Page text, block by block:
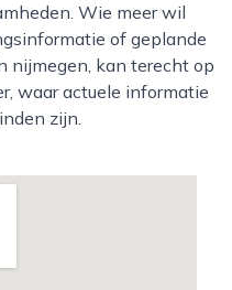
Wie meer wil
of geplande
nijmegen, kan terecht op
waar actuele informatie
zijn.